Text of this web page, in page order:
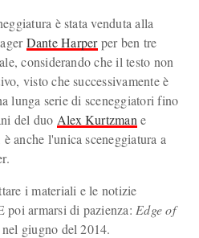
è stata venduta alla
Dante Harperper ben tre
considerando che il testo non
visto che successivamente è
lunga serie di sceneggiatori fino
del duo Alex Kurtzman e
anche l'unica sceneggiatura a
i materiali e le notizie
poi armarsi di pazienza: Edge of
giugno del 2014.